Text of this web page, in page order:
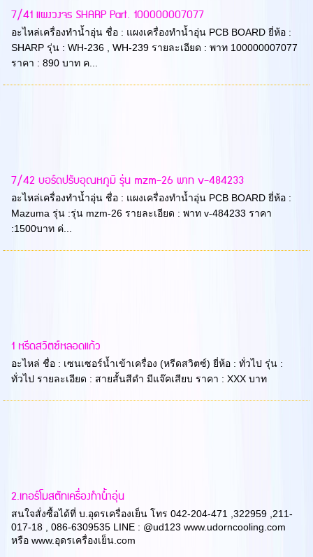
7/41 แผงวงจร SHARP Part. 100000007077
อะไหล่เครื่องทำน้ำอุ่น ชื่อ : แผงเครื่องทำน้ำอุ่น PCB BOARD ยี่ห้อ :
SHARP รุ่น : WH-236 , WH-239 รายละเอียด : พาท 100000007077
ราคา : 890 บาท ค...
7/42 บอร์ดปรับอุณหภูมิ รุ่น mzm-26 พาท v-484233
อะไหล่เครื่องทำน้ำอุ่น ชื่อ : แผงเครื่องทำน้ำอุ่น PCB BOARD ยี่ห้อ :
Mazuma รุ่น :รุ่น mzm-26 รายละเอียด : พาท v-484233 ราคา
:1500บาท ค่...
1 หรีดสวิตซ์หลอดแก้ว
อะไหล่ ชื่อ : เซนเซอร์น้ำเข้าเครื่อง (หรีดสวิตซ์) ยี่ห้อ : ทั่วไป รุ่น :
ทั่วไป รายละเอียด : สายสั้นสีดำ มีแจ๊คเสียบ ราคา : XXX บาท
2.เทอร์โมสตัทเครื่องทำน้ำอุ่น
สนใจสั่งซื้อได้ที่ บ.อุดรเครื่องเย็น โทร 042-204-471 ,322959 ,211-
017-18 , 086-6309535 LINE : @ud123 www.udorncooling.com
หรือ www.อุดรเครื่องเย็น.com